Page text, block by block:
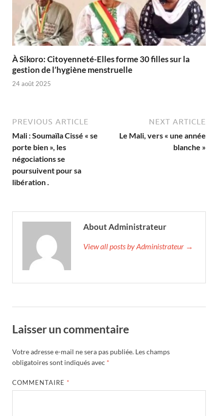
À Sikoro: Citoyenneté-Elles forme 30 filles sur la
gestion de l’hygiène menstruelle
24 août 2025
PREVIOUS ARTICLE
Mali : Soumaïla Cissé « se
porte bien », les
négociations se
poursuivent pour sa
libération .
NEXT ARTICLE
Le Mali, vers « une année
blanche »
About Administrateur
View all posts by Administrateur →
Laisser un commentaire
Votre adresse e-mail ne sera pas publiée. Les champs
obligatoires sont indiqués avec *
COMMENTAIRE *